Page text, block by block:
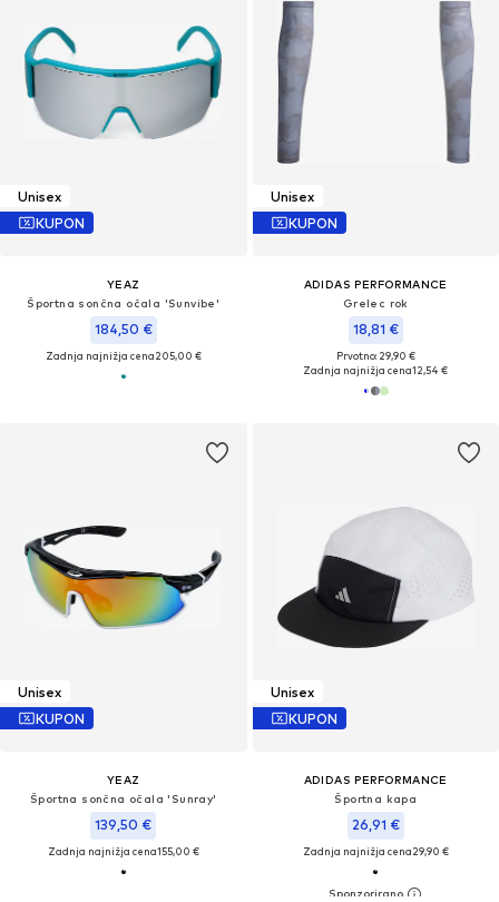
Unisex
KUPON
YEAZ
Športna sončna očala 'Sunvibe'
184,50 €
Zadnja najnižja cena205,00 €
Unisex
KUPON
ADIDAS PERFORMANCE
Grelec rok
18,81 €
Prvotno: 29,90 €
Zadnja najnižja cena12,54 €
Unisex
KUPON
YEAZ
Športna sončna očala 'Sunray'
139,50 €
Zadnja najnižja cena155,00 €
Unisex
KUPON
ADIDAS PERFORMANCE
Športna kapa
26,91 €
Zadnja najnižja cena29,90 €